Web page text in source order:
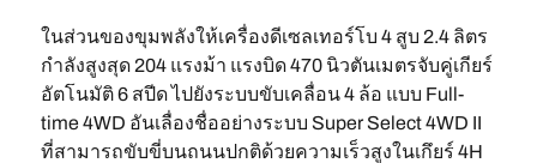
ในส่วนของขุมพลังให้เครื่องดีเซลเทอร์โบ 4 สูบ 2.4 ลิตร
กำลังสูงสุด 204 แรงม้า แรงบิด 470 นิวตันเมตรจับคู่เกียร์
อัตโนมัติ 6 สปีด ไปยังระบบขับเคลื่อน 4 ล้อ แบบ Full-
time 4WD อันเลื่องชื่ออย่างระบบ Super Select 4WD II
ที่สามารถขับขี่บนถนนปกติด้วยความเร็วสูงในเกึยร์ 4H